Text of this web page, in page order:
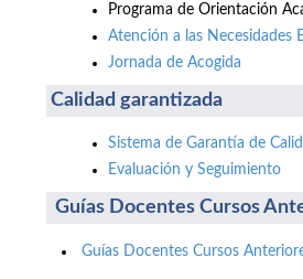
Programa de Orientación
Atención a las Necesidades
Jornada de Acogida
Calidad garantizada
Sistema de Garantía de
Evaluación y Seguimiento
Guías Docentes Cursos
Guías Docentes Cursos